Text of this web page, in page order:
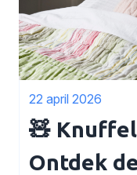
22 april 2026
🧸
Ontdek